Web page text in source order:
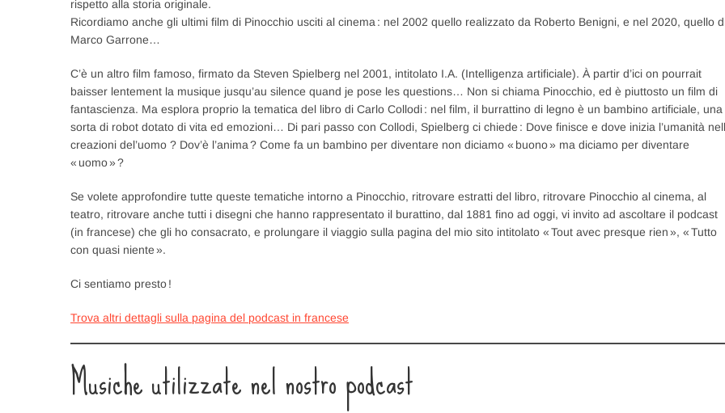
rispetto alla storia originale.
Ricordiamo anche gli ultimi film di Pinocchio usciti al cinema : nel 2002 quello realizzato da Roberto Benigni, e nel 2020, quello
Marco Garrone…
C’è un altro film famoso, firmato da Steven Spielberg nel 2001, intitolato I.A. (Intelligenza artificiale). À partir d’ici on pourrait
baisser lentement la musique jusqu’au silence quand je pose les questions… Non si chiama Pinocchio, ed è piuttosto un film di
fantascienza. Ma esplora proprio la tematica del libro di Carlo Collodi : nel film, il burrattino di legno è un bambino artificiale, una
sorta di robot dotato di vita ed emozioni… Di pari passo con Collodi, Spielberg ci chiede : Dove finisce e dove inizia l’umanità
creazioni del’uomo ? Dov’è l’anima ? Come fa un bambino per diventare non diciamo « buono » ma diciamo per diventare
« uomo » ?
Se volete approfondire tutte queste tematiche intorno a Pinocchio, ritrovare estratti del libro, ritrovare Pinocchio al cinema, al
teatro, ritrovare anche tutti i disegni che hanno rappresentato il burattino, dal 1881 fino ad oggi, vi invito ad ascoltare il podcast
(in francese) che gli ho consacrato, e prolungare il viaggio sulla pagina del mio sito intitolato « Tout avec presque rien », « Tutto
con quasi niente ».
Ci sentiamo presto !
Trova altri dettagli sulla pagina del podcast in francese
Musiche utilizzate nel nostro podcast